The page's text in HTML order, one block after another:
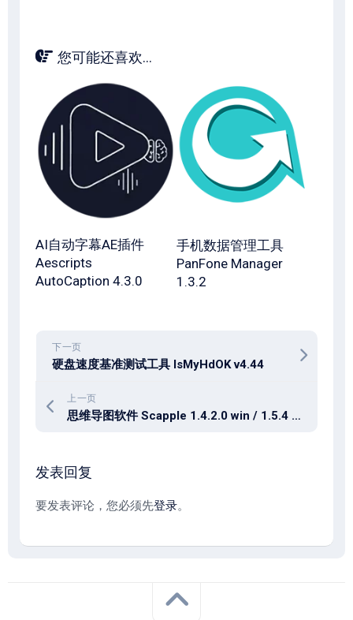
您可能还喜欢...
AI自动字幕AE插件
Aescripts
AutoCaption 4.3.0
手机数据管理工具
PanFone Manager
1.3.2
下一页
硬盘速度基准测试工具 IsMyHdOK v4.44
上一页
思维导图软件 Scapple 1.4.2.0 win / 1.5.4 mac
发表回复
要发表评论，您必须先登录。